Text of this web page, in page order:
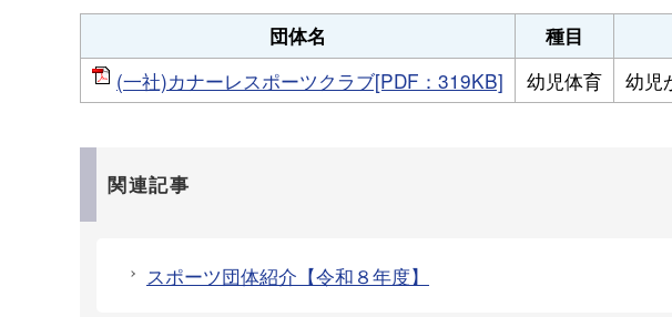
団体名 種目
(一社)カナーレスポーツクラブ[PDF：319KB] 幼児体育 幼児
関連記事
スポーツ団体紹介【令和８年度】